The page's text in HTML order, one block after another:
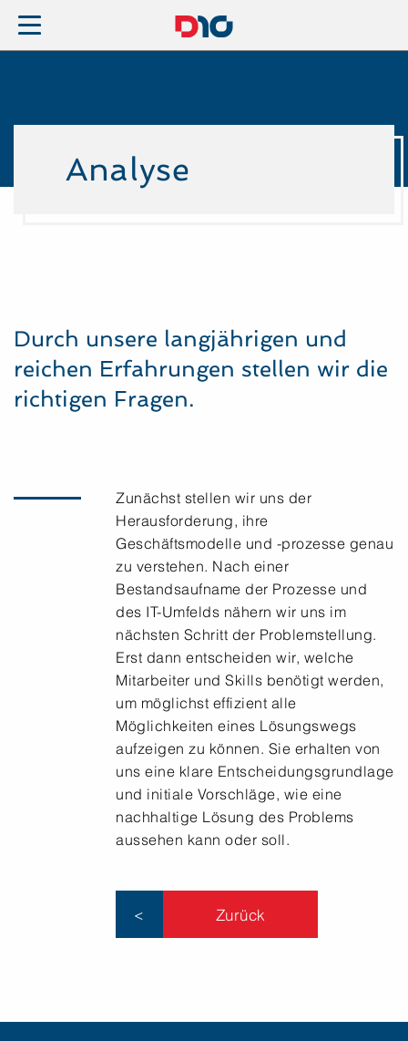
Analyse
Durch unsere langjährigen und
reichen Erfahrungen stellen wir die
richtigen Fragen.
Zunächst stellen wir uns der
Herausforderung, ihre
Geschäftsmodelle und -prozesse genau
zu verstehen. Nach einer
Bestandsaufname der Prozesse und
des IT-Umfelds nähern wir uns im
nächsten Schritt der Problemstellung.
Erst dann entscheiden wir, welche
Mitarbeiter und Skills benötigt werden,
um möglichst effizient alle
Möglichkeiten eines Lösungswegs
aufzeigen zu können. Sie erhalten von
uns eine klare Entscheidungsgrundlage
und initiale Vorschläge, wie eine
nachhaltige Lösung des Problems
aussehen kann oder soll.
< Zurück